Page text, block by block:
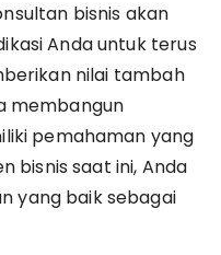
bisnis akan
Anda untuk terus
nilai tambah
membangun
pemahaman yang
bisnis saat ini, Anda
yang baik sebagai